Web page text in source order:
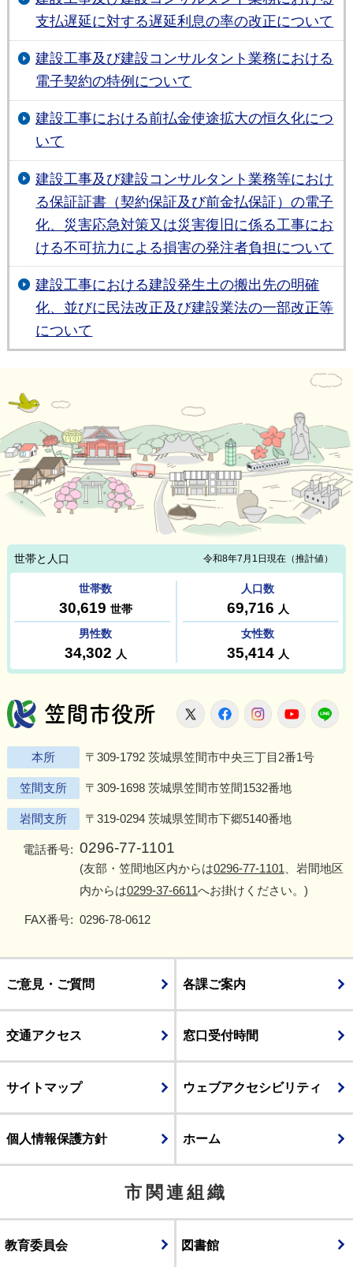
支払遅延に対する遅延利息の率の改正について
建設工事及び建設コンサルタント業務における
電子契約の特例について
建設工事における前払金使途拡大の恒久化につ
いて
建設工事及び建設コンサルタント業務等におけ
る保証証書（契約保証及び前金払保証）の電子
化、災害応急対策又は災害復旧に係る工事にお
ける不可抗力による損害の発注者負担について
建設工事における建設発生土の搬出先の明確
化、並びに民法改正及び建設業法の一部改正等
について
笠間市役所
X FacebookInstagram
本所 〒309-1792 茨城県笠間市中央三丁目2番1号
笠間支所 〒309-1698 茨城県笠間市笠間1532番地
岩間支所 〒319-0294 茨城県笠間市下郷5140番地
電話番号: 0296-77-1101
(友部・笠間地区内からは0296-77-1101 、岩間地区
内からは0299-37-6611へお掛けください。)
FAX番号: 0296-78-0612
ご意見・ご質問 各課ご案内
交通アクセス 窓口受付時間
サイトマップ ウェブアクセシビリティ
個人情報保護方針 ホーム
市関連組織
教育委員会 図書館